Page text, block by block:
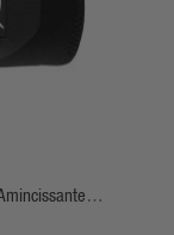
- Climaqx